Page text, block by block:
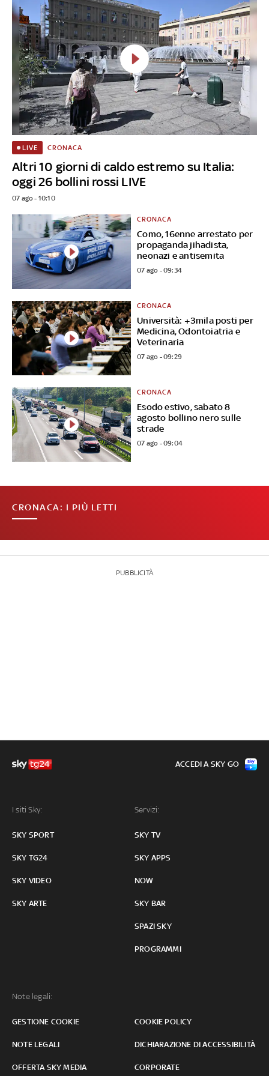
Altri 10 giorni di caldo estremo su Italia:
oggi 26 bollini rossi LIVE
LIVE CRONACA
07 ago - 10:10
Como, 16enne arrestato per
propaganda jihadista,
neonazi e antisemita
CRONACA
07 ago - 09:34
Università: +3mila posti per
Medicina, Odontoiatria e
Veterinaria
CRONACA
07 ago - 09:29
Esodo estivo, sabato 8
agosto bollino nero sulle
strade
CRONACA
07 ago - 09:04
CRONACA: I PIÙ LETTI
PUBBLICITÀ
I siti Sky:
SKY SPORT
SKY TG24
SKY VIDEO
SKY ARTE
Servizi:
SKY TV
SKY APPS
NOW
SKY BAR
SPAZI SKY
PROGRAMMI
Note legali:
GESTIONE COOKIE COOKIE POLICY
NOTE LEGALI DICHIARAZIONE DI ACCESSIBILITÀ
OFFERTA SKY MEDIA CORPORATE
ACCEDI A SKY GO